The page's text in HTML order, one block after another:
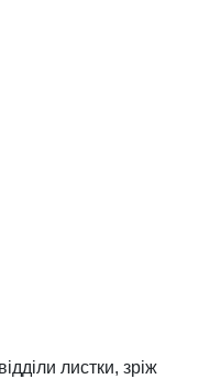
листки, зріж